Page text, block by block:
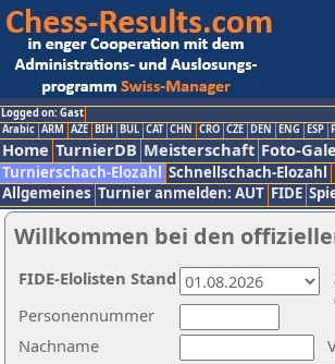
Logged on: Gast
Arabic ARM AZE BIH BUL CAT CHN CRO CZE DEN ENG ESP
Home TurnierDB Meisterschaft Foto-
Turnierschach-Elozahl Schnellschach-Elozahl
Allgemeines Turnier anmelden: AUT FIDE
Willkommen bei den
Nachname
Personennummer
FIDE-Elolisten Stand